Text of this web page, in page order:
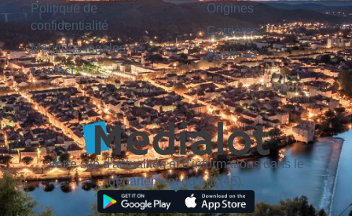
Politique de
confidentialité
Mentions légales
Contact
Origines
Carrières
Publicité
Votre site d'actualités et d'informations dans le
département du Lot (46).